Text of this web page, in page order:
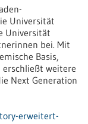
Universität
Universität
bei. Mit
Basis,
weitere
Next Generation
erweitert-